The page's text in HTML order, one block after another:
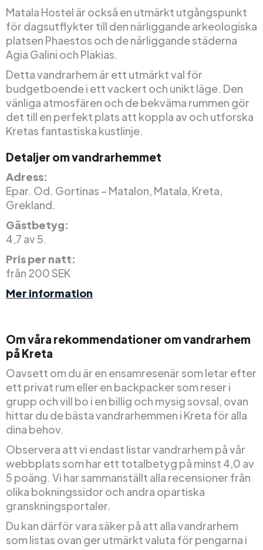
Matala Hostel är också en utmärkt utgångspunkt
för dagsutflykter till den närliggande arkeologiska
platsen Phaestos och de närliggande städerna
Agia Galini och Plakias.
Detta vandrarhem är ett utmärkt val för
budgetboende i ett vackert och unikt läge. Den
vänliga atmosfären och de bekväma rummen gör
det till en perfekt plats att koppla av och utforska
Kretas fantastiska kustlinje.
Detaljer om vandrarhemmet
Adress:
Epar. Od. Gortinas – Matalon, Matala, Kreta,
Grekland.
Gästbetyg:
4,7 av 5.
Pris per natt:
från 200 SEK
Mer information
Om våra rekommendationer om vandrarhem
på Kreta
Oavsett om du är en ensamresenär som letar efter
ett privat rum eller en backpacker som reser i
grupp och vill bo i en billig och mysig sovsal, ovan
hittar du de bästa vandrarhemmen i Kreta för alla
dina behov.
Observera att vi endast listar vandrarhem på vår
webbplats som har ett totalbetyg på minst 4,0 av
5 poäng. Vi har sammanställt alla recensioner från
olika bokningssidor och andra opartiska
granskningsportaler.
Du kan därför vara säker på att alla vandrarhem
som listas ovan ger utmärkt valuta för pengarna i